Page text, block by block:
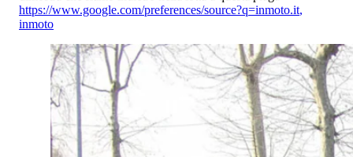
https://www.google.com/preferences/source?q=inmoto.it,
inmoto